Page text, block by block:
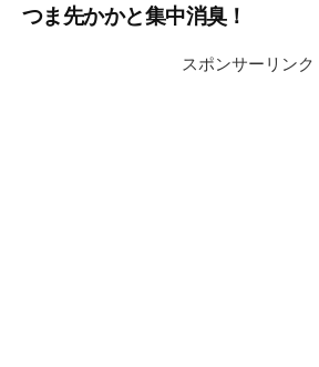
つま先かかと集中消臭！
スポンサーリンク